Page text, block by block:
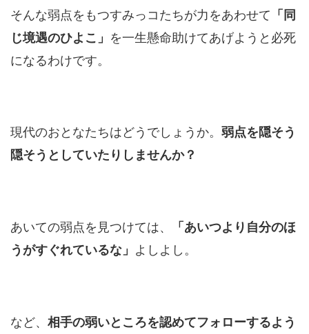
そんな弱点をもつすみっコたちが力をあわせて 「同
じ境遇のひよこ」 を一生懸命助けてあげようと必死
になるわけです。
現代のおとなたちはどうでしょうか。 弱点を隠そう
隠そうとしていたりしませんか？
あいての弱点を見つけては、
「あいつより自分のほ
うがすぐれているな」 よしよし。
など、 相手の弱いところを認めてフォローするよう